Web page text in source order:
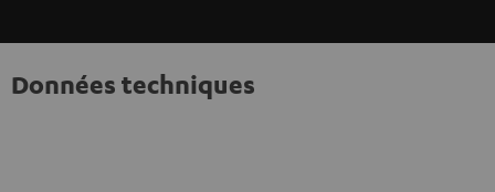
Données techniques